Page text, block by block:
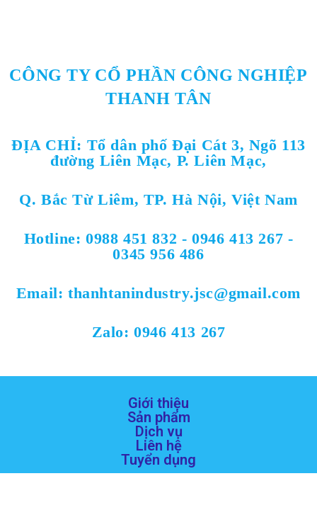
CÔNG TY CỔ PHẦN CÔNG NGHIỆP
THANH TÂN
ĐỊA CHỈ: Tổ dân phố Đại Cát 3, Ngõ 113
đường Liên Mạc, P. Liên Mạc,
Q. Bắc Từ Liêm, TP. Hà Nội, Việt Nam
Hotline: 0988 451 832 - 0946 413 267 -
0345 956 486
Email: thanhtanindustry.jsc@gmail.com
Zalo: 0946 413 267
Giới thiệu
Sản phẩm
Dịch vụ
Liên hệ
Tuyển dụng